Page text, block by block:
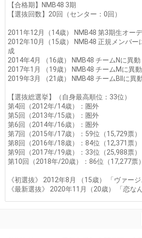
【合格期】NMB48 3期
【選抜回数】20回（センター：0回）
2011年12月（14歳） NMB48 第3期生オー
2012年10月（15歳） NMB48 正規メンバー
成
2014年4月 （16歳） NMB48 チームNに異動
2017年1月 （19歳） NMB48 チームMに異動
2019年3月 （21歳） NMB48 チームBIIに異
【選抜総選挙】（自身最高順位：33位）
第4回（2012年/14歳）：圏外
第5回（2013年/15歳）：圏外
第6回（2014年/16歳）：圏外
第7回（2015年/17歳）：59位（15,729票）
第8回（2016年/18歳）：84位（12,371票）
第9回（2017年/19歳）：33位（25,988票）
第10回（2018年/20歳）：86位（17,277票）
《初選抜》 2012年8月 （15歳） 「ヴァージ
《最新選抜》 2020年11月（20歳） 「恋な